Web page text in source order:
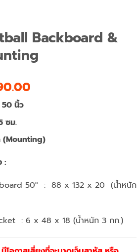
Backboard &
Current
50นิ้ว
ซม.
(Mounting)
:
50″ : 88 x 132 x 20 (น้ำหนัก
: 6 x 48 x 18 (น้ำหนัก 3 กก.)